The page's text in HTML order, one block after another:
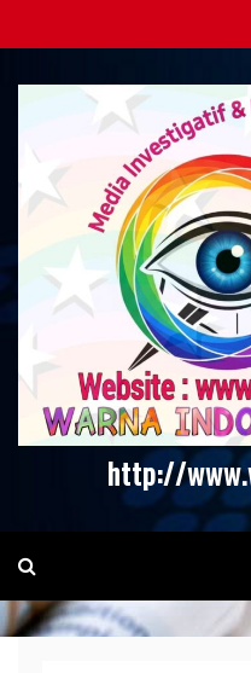
to
content
http://